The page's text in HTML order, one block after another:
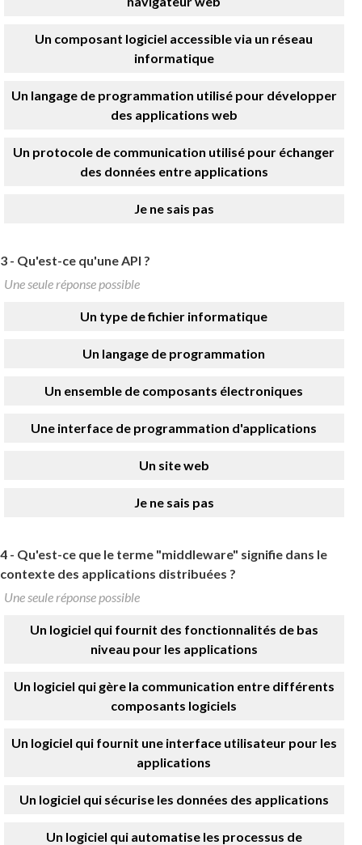
Un composant logiciel accessible via un réseau
informatique
Un langage de programmation utilisé pour développer
des applications web
Un protocole de communication utilisé pour échanger
des données entre applications
Je ne sais pas
3 - Qu'est-ce qu'une API ?
Une seule réponse possible
Un type de fichier informatique
Un langage de programmation
Un ensemble de composants électroniques
Une interface de programmation d'applications
Un site web
Je ne sais pas
4 - Qu'est-ce que le terme "middleware" signifie dans le
contexte des applications distribuées ?
Une seule réponse possible
Un logiciel qui fournit des fonctionnalités de bas
niveau pour les applications
Un logiciel qui gère la communication entre différents
composants logiciels
Un logiciel qui fournit une interface utilisateur pour les
applications
Un logiciel qui sécurise les données des applications
Un logiciel qui automatise les processus de